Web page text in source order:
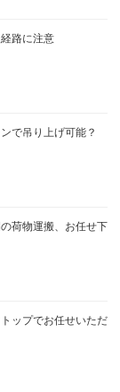
路に注意
で吊り上げ可能？
荷物運搬、お任せ下
ップでお任せいただ